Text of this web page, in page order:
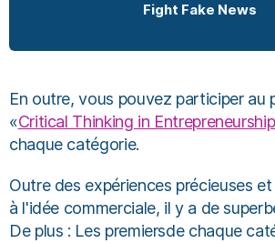
Fight Fake News
En outre, vous pouvez participer au
«Critical Thinking in Entrepreneurship
chaque catégorie.
Outre des expériences précieuses
à l'idée commerciale, il y a de
De plus : Les premiersde chaque